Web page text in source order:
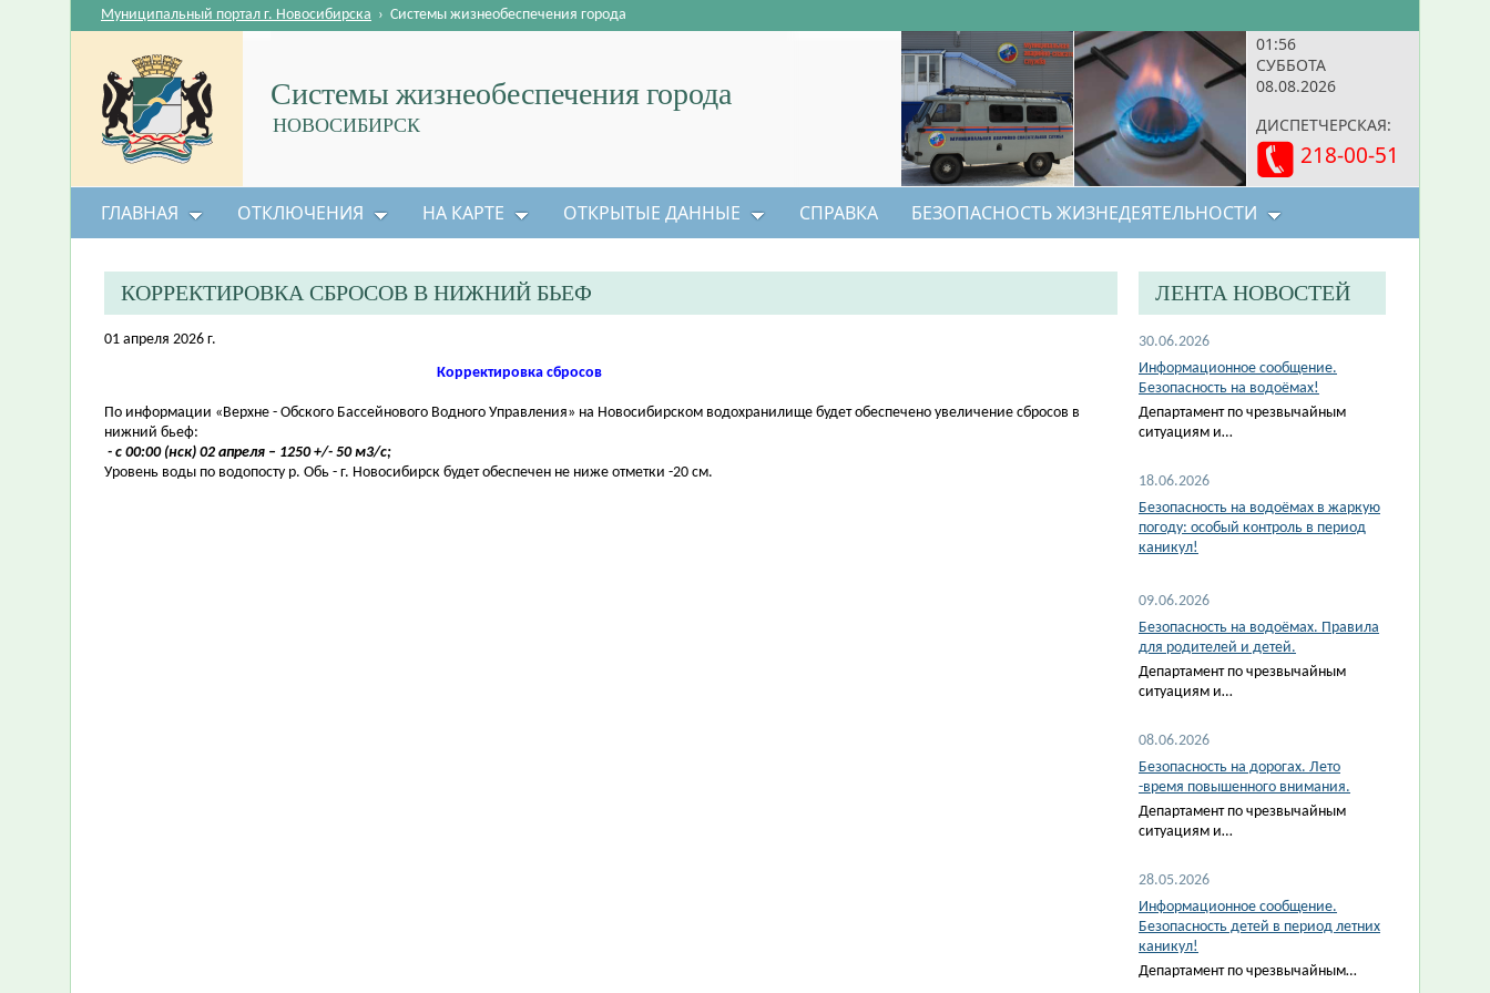
01:56
СУББОТА
08.08.2026
ДИСПЕТЧЕРСКАЯ:
218-00-51
Системы жизнеобеспечения города
НОВОСИБИРСК
Муниципальный портал г. Новосибирска › Системы жизнеобеспечения города
ГЛАВНАЯ ОТКЛЮЧЕНИЯ НА КАРТЕ ОТКРЫТЫЕ ДАННЫЕ СПРАВКА БЕЗОПАСНОСТЬ ЖИЗНЕДЕЯТЕЛЬНОСТИ
КОРРЕКТИРОВКА СБРОСОВ В НИЖНИЙ БЬЕФ
01 апреля 2026 г.
Корректировка сбросов
По информации «Верхне - Обского Бассейнового Водного Управления» на Новосибирском водохранилище будет обеспечено увеличение сбросов в
нижний бьеф:
- с 00:00 (нск) 02 апреля – 1250 +/- 50 м3/с;
Уровень воды по водопосту р. Обь - г. Новосибирск будет обеспечен не ниже отметки -20 см.
ЛЕНТА НОВОСТЕЙ
30.06.2026
Информационное сообщение.
Безопасность на водоёмах!
Департамент по чрезвычайным
ситуациям и…
18.06.2026
Безопасность на водоёмах в жаркую
погоду: особый контроль в период
каникул!
09.06.2026
Безопасность на водоёмах. Правила
для родителей и детей.
Департамент по чрезвычайным
ситуациям и…
08.06.2026
Безопасность на дорогах. Лето
-время повышенного внимания.
Департамент по чрезвычайным
ситуациям и…
28.05.2026
Информационное сообщение.
Безопасность детей в период летних
каникул!
Департамент по чрезвычайным…